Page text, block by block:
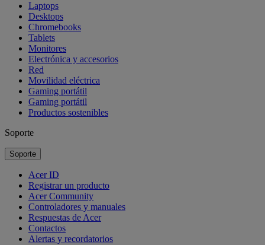
Laptops
Desktops
Chromebooks
Tablets
Monitores
Electrónica y accesorios
Red
Movilidad eléctrica
Gaming portátil
Gaming portátil
Productos sostenibles
Soporte
Soporte
Acer ID
Registrar un producto
Acer Community
Controladores y manuales
Respuestas de Acer
Contactos
Alertas y recordatorios